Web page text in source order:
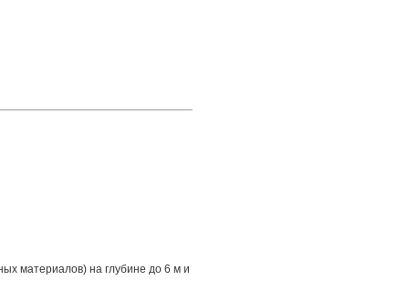
материалов) на глубине до 6 м и